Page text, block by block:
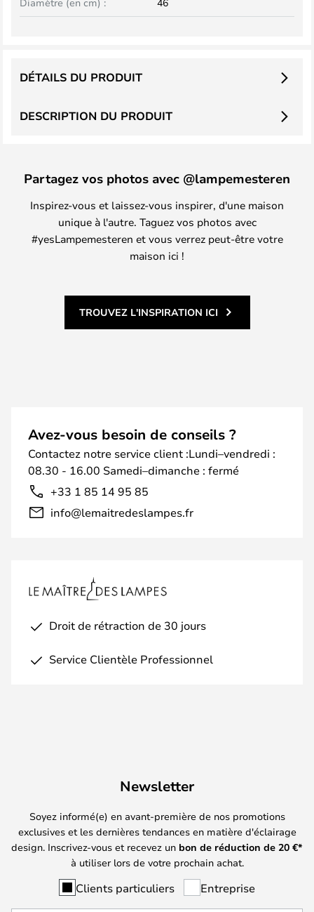
DESCRIPTION DU PRODUIT
DÉTAILS DU PRODUIT
Partagez vos photos avec @lampemesteren
Inspirez-vous et laissez-vous inspirer, d'une maison
unique à l'autre. Taguez vos photos avec
#yesLampemesteren et vous verrez peut-être votre
maison ici !
TROUVEZ L'INSPIRATION ICI
Avez-vous besoin de conseils ?
Contactez notre service client :Lundi–vendredi :
08.30 - 16.00 Samedi–dimanche : fermé
+33 1 85 14 95 85
info@lemaitredeslampes.fr
Droit de rétraction de 30 jours
Service Clientèle Professionnel
Newsletter
Soyez informé(e) en avant-première de nos promotions
exclusives et les dernières tendances en matière d'éclairage
design. Inscrivez-vous et recevez un bon de réduction de 20 €*
à utiliser lors de votre prochain achat.
Clients particuliers Entreprise